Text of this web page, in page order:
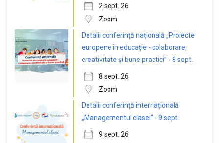
2 sept. 26
Zoom
Detalii conferință națională „Proiecte
europene în educație - colaborare,
creativitate și bune practici” - 8 sept.
8 sept. 26
Zoom
Detalii conferință internațională
„Managementul clasei” - 9 sept.
9 sept. 26